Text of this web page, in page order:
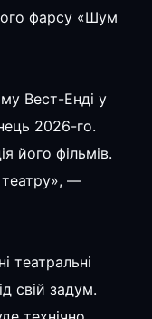
фарсу «Шум
Вест-Енді у
2026-го.
його фільмів.
театру», —
театральні
свій задум.